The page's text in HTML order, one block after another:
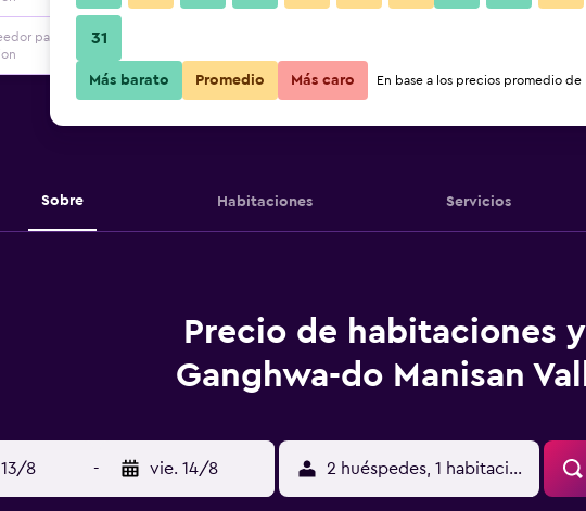
para Ganghwa-do Manisan Valley
Sobre Habitaciones Servicios
Precio de habitaciones
Ganghwa-do Manisan
8 - vie. 14/8 2 huéspedes, 1 habitación
31
Más barato Promedio Más caro En base a los precios promedio